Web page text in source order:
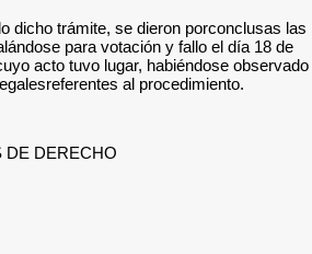
dicho trámite, se dieron porconclusas las
para votación y fallo el día 18 de
acto tuvo lugar, habiéndose observado
al procedimiento.
DE DERECHO